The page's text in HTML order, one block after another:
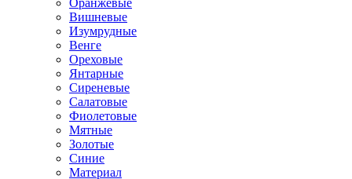
Оранжевые
Вишневые
Изумрудные
Венге
Ореховые
Янтарные
Сиреневые
Салатовые
Фиолетовые
Мятные
Золотые
Синие
Материал